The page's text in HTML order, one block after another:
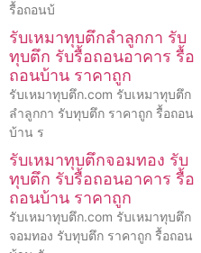
รื้อถอนบ้
รับเหมาทุบตึกลำลูกกา รับ
ทุบตึก รับรื้อถอนอาคาร รื้อ
ถอนบ้าน ราคาถูก
รับเหมาทุบตึก.com รับเหมาทุบตึก
ลำลูกกา รับทุบตึก ราคาถูก รื้อถอน
บ้าน ร
รับเหมาทุบตึกจอมทอง รับ
ทุบตึก รับรื้อถอนอาคาร รื้อ
ถอนบ้าน ราคาถูก
รับเหมาทุบตึก.com รับเหมาทุบตึก
จอมทอง รับทุบตึก ราคาถูก รื้อถอน